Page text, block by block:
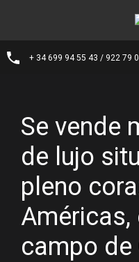
+ 34 699 94 55 43 / 922 79
Se vende
de lujo
pleno
campo de